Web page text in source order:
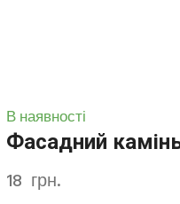
В наявності
Фасадний
18  грн.